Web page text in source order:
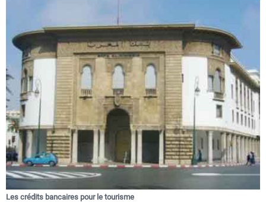
Les crédits bancaires pour le tourisme